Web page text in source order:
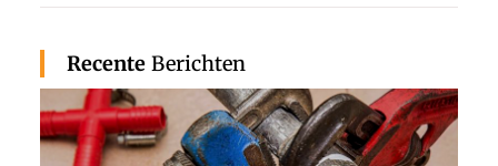
Recente Berichten